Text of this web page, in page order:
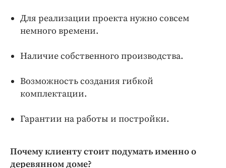
Для реализации проекта нужно совсем
немного времени.
Наличие собственного производства.
Возможность создания гибкой
комплектации.
Гарантии на работы и постройки.
Почему клиенту стоит подумать именно о
деревянном доме?